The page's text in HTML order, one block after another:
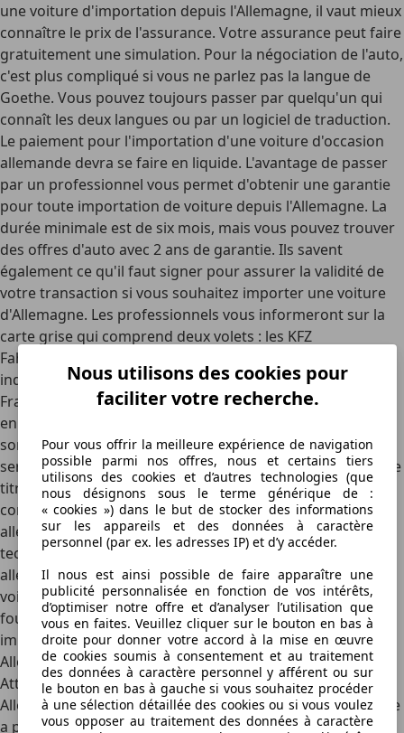
une voiture d'importation depuis l'Allemagne, il vaut mieux
connaître le prix de l'assurance. Votre assurance peut faire
gratuitement une simulation. Pour la négociation de l'auto,
c'est plus compliqué si vous ne parlez pas la langue de
Goethe. Vous pouvez toujours passer par quelqu'un qui
connaît les deux langues ou par un logiciel de traduction.
Le paiement pour l'importation d'une voiture d'occasion
allemande devra se faire en liquide. L'avantage de passer
par un professionnel vous permet d'obtenir une garantie
pour toute importation de voiture depuis l'Allemagne. La
durée minimale est de six mois, mais vous pouvez trouver
des offres d'auto avec 2 ans de garantie. Ils savent
également ce qu'il faut signer pour assurer la validité de
votre transaction si vous souhaitez importer une voiture
d'Allemagne. Les professionnels vous informeront sur la
carte grise qui comprend deux volets : les KFZ
Fahrzeugschein et Fahrzeugbrief. Ces papiers sont
indispensables pour immatriculer ensuite le véhicule en
France. Vous pouvez aussi trouver des véhicules français
en Allemagne. Les marques Renault, Citroën et Peugeot
sont très connus de l'autre côté du Rhin. En France, il vous
sera demandé le contrat de vente, le contrôle technique, le
titre de propriété du conducteur et le certificat de
conformité communautaire. Pour importer une voiture
allemande de plus de 4 ans, il faut repasser le contrôle
technique même s'il a déjà été passé par son propriétaire
allemand précédent. Dans le cas de l'importation d'une
voiture depuis l'Allemagne, il faut également toujours
fournir la preuve que le véhicule d'occasion n'est plus
immatriculé Outre-Rhin. Cette opération se fait en
Allemagne auprès de la préfecture.
Attention à la TVA Lors de l'achat d'un véhicule en
Allemagne, vous n'aurez pas à payer de TVA si l'automobile
a plus de six mois ou si elle a roulé plus de 6.000
Nous utilisons des cookies pour
faciliter votre recherche.
Pour vous offrir la meilleure expérience de navigation
possible parmi nos offres, nous et certains tiers
utilisons des cookies et d’autres technologies (que
nous désignons sous le terme générique de :
« cookies ») dans le but de stocker des informations
sur les appareils et des données à caractère
personnel (par ex. les adresses IP) et d’y accéder.
Il nous est ainsi possible de faire apparaître une
publicité personnalisée en fonction de vos intérêts,
d’optimiser notre offre et d’analyser l’utilisation que
vous en faites. Veuillez cliquer sur le bouton en bas à
droite pour donner votre accord à la mise en œuvre
de cookies soumis à consentement et au traitement
des données à caractère personnel y afférent ou sur
le bouton en bas à gauche si vous souhaitez procéder
à une sélection détaillée des cookies ou si vous voulez
vous opposer au traitement des données à caractère